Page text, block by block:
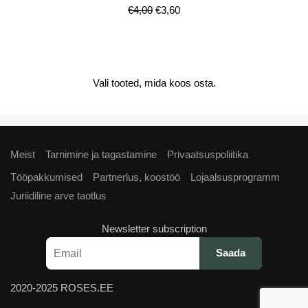
€4,00 Algne
€3,60Current
Vali tooted, mida koos osta.
Meist Tarnimine ja tagastamine
Privaatsuspoliitika
Tööpakkumised
Partnerlus, koostöö
Lojaalsusprogramm
Juriidiline arve taotlus
Newsletter subscription
2020-2025 ROSES.EE